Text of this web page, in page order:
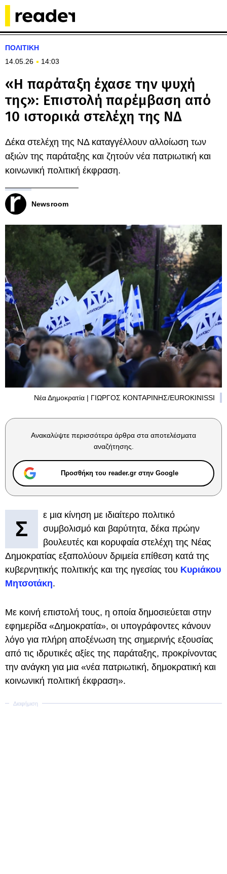
ΠΟΛΙΤΙΚΗ
14.05.26
14:03
«Η παράταξη έχασε την ψυχή
της»: Eπιστολή παρέμβαση από
10 ιστορικά στελέχη της ΝΔ
Δέκα στελέχη της ΝΔ καταγγέλλουν αλλοίωση των
αξιών της παράταξης και ζητούν νέα πατριωτική και
κοινωνική πολιτική έκφραση.
Newsroom
Νέα Δημοκρατία | ΓΙΩΡΓΟΣ ΚΟΝΤΑΡΙΝΗΣ/EUROKINISSI
Ανακαλύψτε περισσότερα άρθρα στα αποτελέσματα
αναζήτησης.
Προσθήκη του reader.gr στην Google
Σ
ε μια κίνηση με ιδιαίτερο πολιτικό
συμβολισμό και βαρύτητα, δέκα πρώην
βουλευτές και κορυφαία στελέχη της Νέας
Δημοκρατίας εξαπολύουν δριμεία επίθεση κατά της
κυβερνητικής πολιτικής και της ηγεσίας του Κυριάκου
Μητσοτάκη.
Με κοινή επιστολή τους, η οποία δημοσιεύεται στην
εφημερίδα «Δημοκρατία», οι υπογράφοντες κάνουν
λόγο για πλήρη αποξένωση της σημερινής εξουσίας
από τις ιδρυτικές αξίες της παράταξης, προκρίνοντας
την ανάγκη για μια «νέα πατριωτική, δημοκρατική και
κοινωνική πολιτική έκφραση».